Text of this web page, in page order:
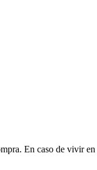
En caso de vivir